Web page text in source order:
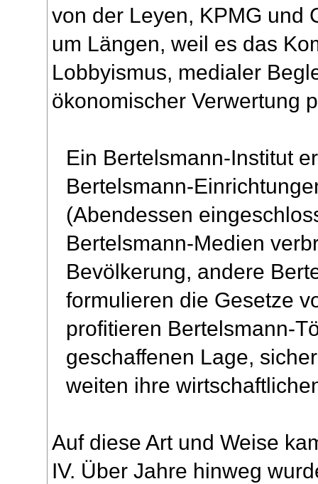
von der Leyen, KPMG und
um Längen, weil es das
Lobbyismus, medialer
ökonomischer Verwertung
Ein Bertelsmann-Institut
Bertelsmann-
(Abendessen
Bertelsmann-Medien
Bevölkerung, andere
formulieren die Gesetze
profitieren Bertelsmann-
geschaffenen Lage,
weiten ihre
Auf diese Art und Weise
IV. Über Jahre hinweg